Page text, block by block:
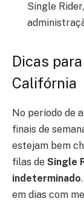
Single
Dicas
Califórnia
No período de
finais de
estejam bem
filas de Single
indeterminado
em dias com